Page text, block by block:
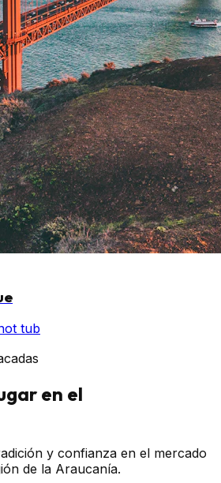
tub
en el
y confianza en el mercado
de la Araucanía.